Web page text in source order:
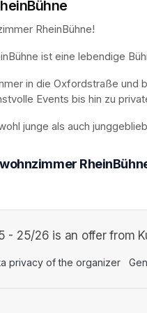
RheinBühne!
ist eine lebendige
in die Oxfordstraße
Events bis hin zu
junge als auch
- 25/26 is an offer from
in a new tab)
privacy of the organizer